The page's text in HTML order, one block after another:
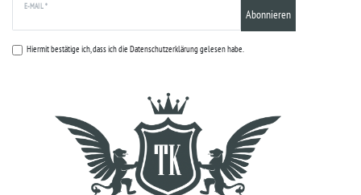
E-MAIL *
Abonnieren
Hiermit bestätige ich, dass ich die Datenschutzerklärunggelesen habe.